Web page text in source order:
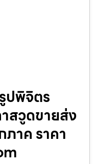
ปพิจิตร
สวูดขายส่ง
าค ราคา